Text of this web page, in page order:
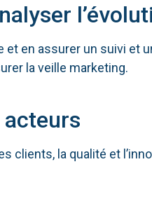
et en assurer un suivi et
la veille marketing.
clients, la qualité et